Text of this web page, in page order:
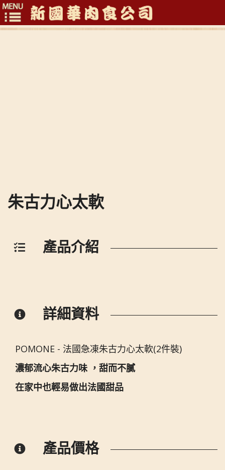
Toggle
朱古力心太軟
產品介紹
詳細資料
POMONE - 法國急凍朱古力心太軟(2件裝)
濃郁流心朱古力味 ，甜而不膩
在家中也輕易做出法國甜品
產品價格